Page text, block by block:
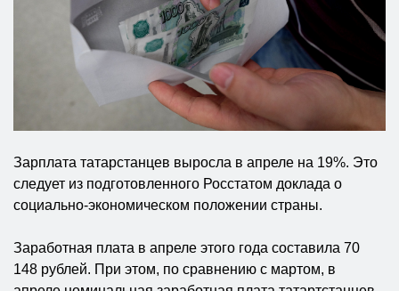
Зарплата татарстанцев выросла в апреле на 19%. Это
следует из подготовленного Росстатом доклада о
социально-экономическом положении страны.
Заработная плата в апреле этого года составила 70
148 рублей. При этом, по сравнению с мартом, в